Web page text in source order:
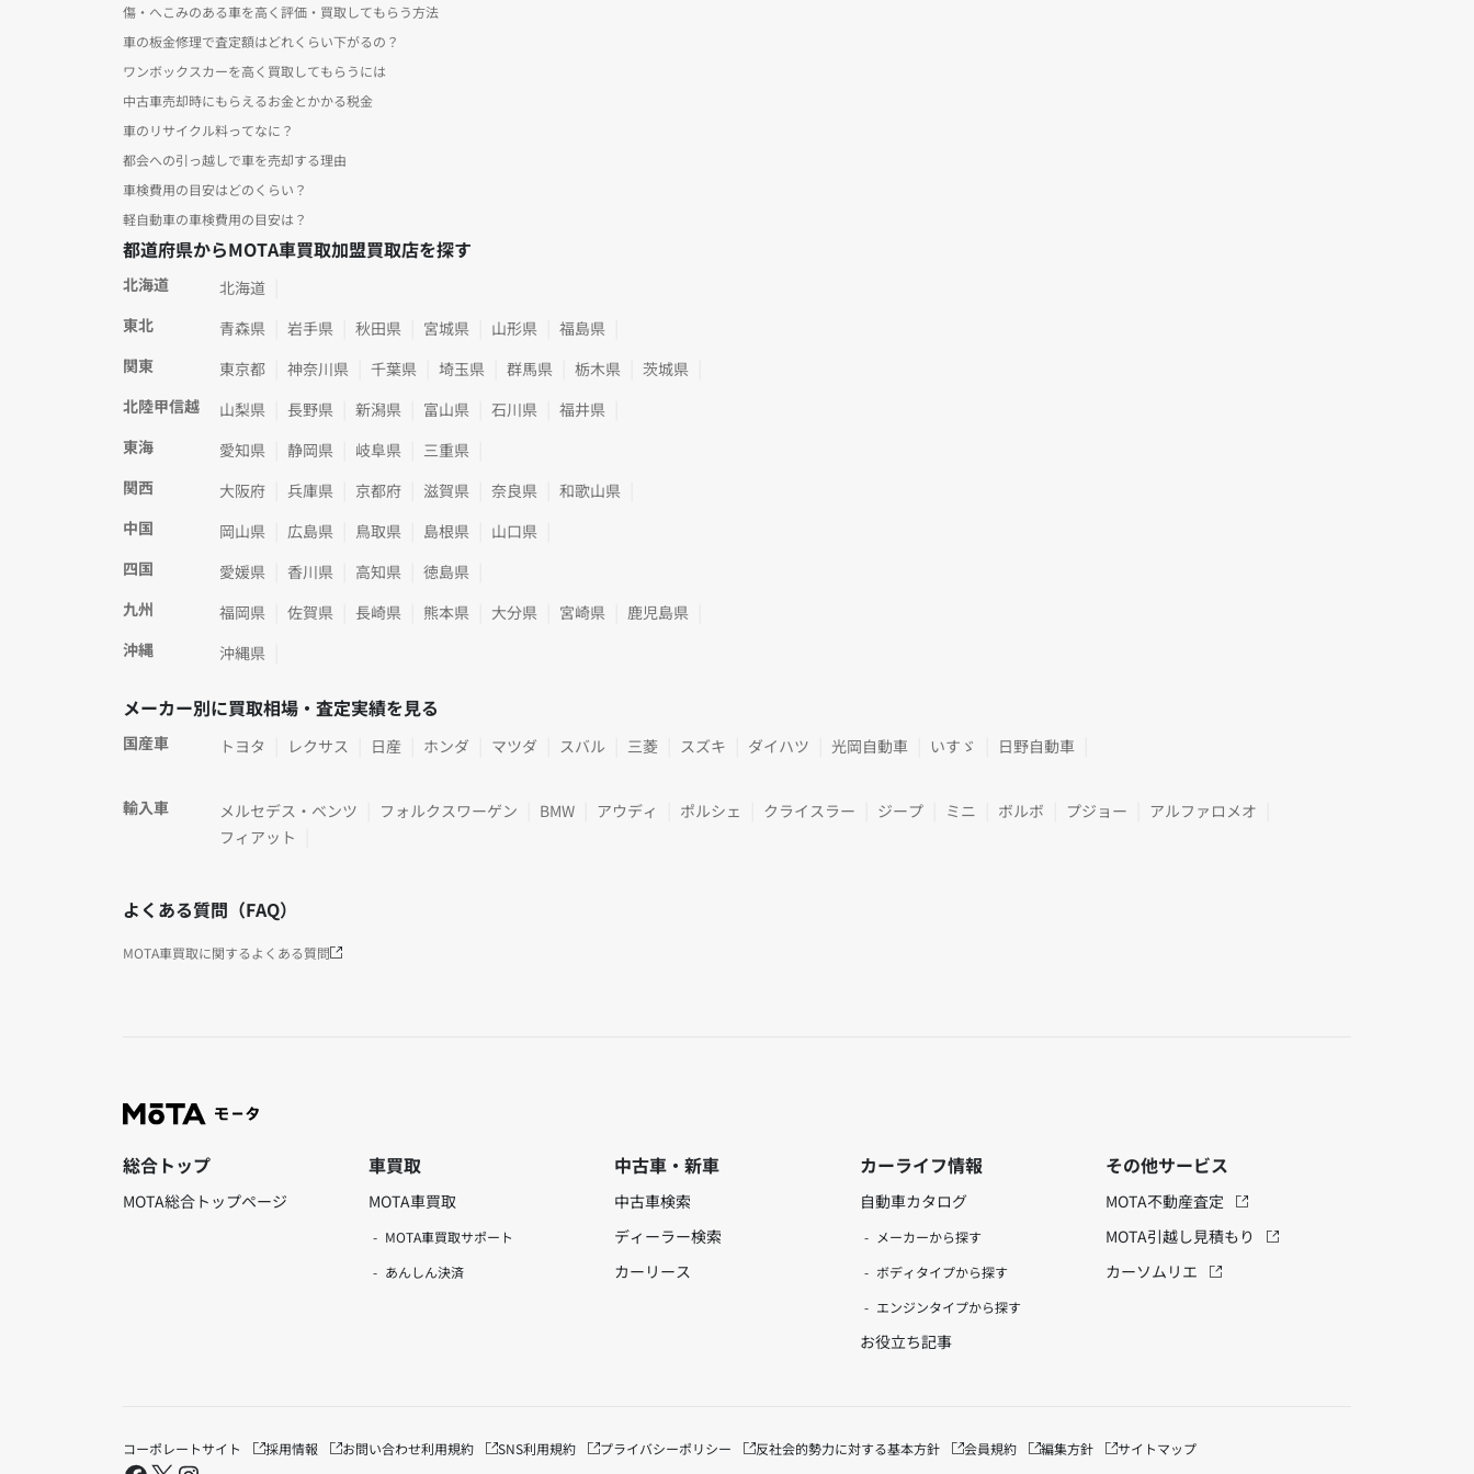
傷・へこみのある車を高く評価・買取してもらう方法
車の板金修理で査定額はどれくらい下がるの？
ワンボックスカーを高く買取してもらうには
中古車売却時にもらえるお金とかかる税金
車のリサイクル料ってなに？
都会への引っ越しで車を売却する理由
車検費用の目安はどのくらい？
軽自動車の車検費用の目安は？
都道府県からMOTA車買取加盟買取店を探す
北海道
北海道
東北
青森県 岩手県 秋田県 宮城県 山形県
福島県
関東
東京都 神奈川県 千葉県 埼玉県 群馬県 栃木県
茨城県
北陸甲信越
山梨県 長野県 新潟県 富山県 石川県
福井県
東海
愛知県 静岡県 岐阜県
三重県
関西
大阪府 兵庫県 京都府 滋賀県 奈良県
和歌山県
中国
岡山県 広島県 鳥取県 島根県
山口県
四国
愛媛県 香川県 高知県
徳島県
九州
福岡県 佐賀県 長崎県 熊本県 大分県 宮崎県
鹿児島県
沖縄
沖縄県
メーカー別に買取相場・査定実績を見る
国産車 トヨタ レクサス 日産 ホンダ マツダ スバル 三菱 スズキ ダイハツ 光岡自動車 いすゞ 日野自動車
輸入車 メルセデス・ベンツ フォルクスワーゲン BMW アウディ ポルシェ クライスラー ジープ ミニ ボルボ プジョー
アルファロメオ
フィアット
よくある質問（FAQ）
MOTA車買取に関するよくある質問
総合トップ
MOTA総合トップページ
車買取
MOTA車買取
MOTA車買取サポート
あんしん決済
中古車・新車
中古車検索
ディーラー検索
カーリース
カーライフ情報
自動車カタログ
メーカーから探す
ボディタイプから探す
エンジンタイプから探す
お役立ち記事
その他サービス
MOTA不動産査定
MOTA引越し見積もり
カーソムリエ
コーポレートサイト 採用情報 お問い合わせ利用規約 SNS利用規約 プライバシーポリシー 反社会的勢力に対する基本方針 会員規約 編集方針 サイトマップ